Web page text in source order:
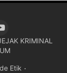
KRIMINAL
Etik